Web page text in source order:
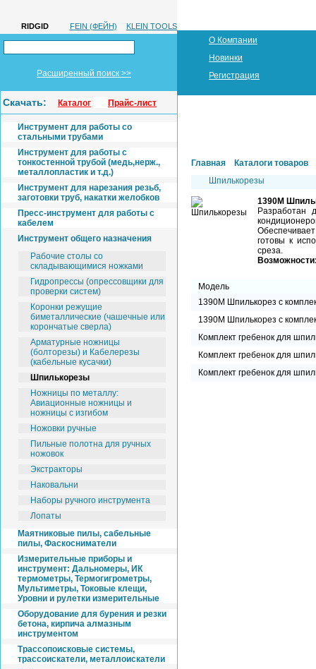
RIDGID FEIN (ФЕЙН) KLEIN TOOLS
Расширенный поиск >>
Скачать: Каталог Прайс-лист
Инструмент для работы со
стальными трубами
Инструмент для работы с
тонкостенной трубой (медь,нерж.,
металлопластик и т.д.)
Инструмент для нарезания резьб,
заготовки труб, накатки желобков
Пресс-инструмент для работы с
кабелем
Инструмент общего назначения
Рабочие столы со
складывающимися ножками
Гидропрессы (опрессовщики для
проверки систем)
Коронки режущие
биметаллические (чашечные или
корончатые сверла)
Арматурные ножницы
(болторезы) и Кабелерезы
(кабельные кусачки)
Шпилькорезы
Ножницы по металлу:
Авиационные ножницы и
ножницы с изгибом
Ножовки ручные
Пильные полотна для ручных
ножовок
Экстракторы
Наковальни
Наборы ручного инструмента
Лопаты
Маятниковые пилы, сабельные
пилы, Фаскосниматели
Измерительные приборы и
инструмент: Дальномеры, ИК
термометры, Термогигрометры,
Мультиметры, Токовые клещи,
Уровни и рулетки измерительные
Оборудование для бурения и резки
бетона, кирпича алмазным
инструментом
Трассопоисковые системы,
трассоискатели, металлоискатели
О Компании
Новинки
Регистрация
Главная
Каталоги товаров
Шпилькорезы
1390М
Разработан
готовы к
среза.
Модель
1390M Шпилькорез с
1390M Шпилькорез с
Комплект гребенок для
Комплект гребенок для
Комплект гребенок для